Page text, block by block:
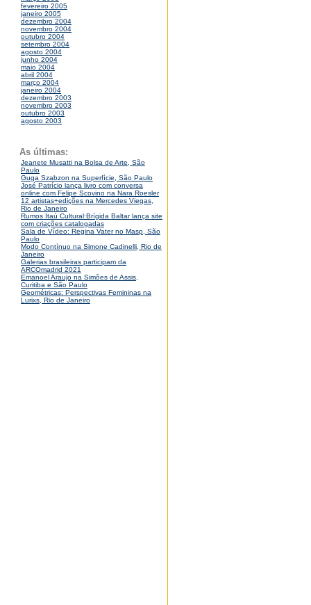
fevereiro 2005
janeiro 2005
dezembro 2004
novembro 2004
outubro 2004
setembro 2004
agosto 2004
junho 2004
maio 2004
abril 2004
março 2004
janeiro 2004
dezembro 2003
novembro 2003
outubro 2003
agosto 2003
As últimas:
Jeanete Musatti na Bolsa de Arte, São
Paulo
Guga Szabzon na Superfície, São Paulo
José Patrício lança livro com conversa
online com Felipe Scovino na Nara Roesler
12 artistas+edições na Mercedes Viegas,
Rio de Janeiro
Rumos Itaú Cultural:Brígida Baltar lança site
com criações catalogadas
Sala de Vídeo: Regina Vater no Masp, São
Paulo
Modo Contínuo na Simone Cadinelli, Rio de
Janeiro
Galerias brasileiras participam da
ARCOmadrid 2021
Emanoel Araujo na Simões de Assis,
Curitiba e São Paulo
Geométricas: Perspectivas Femininas na
Lurixs, Rio de Janeiro